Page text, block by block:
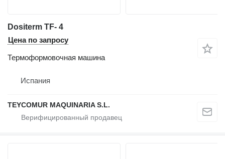
Dositerm TF- 4
Цена по запросу
Термоформовочная машина
Испания
TEYCOMUR MAQUINARIA S.L.